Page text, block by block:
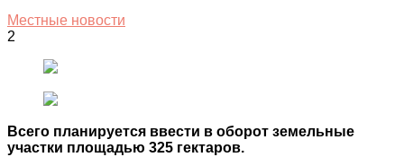
Местные новости
2
Всего планируется ввести в оборот земельные
участки площадью 325 гектаров.